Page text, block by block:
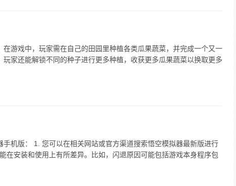
在游戏中，玩家需在自己的田园里种植各类瓜果蔬菜，并完成一个又一
家还能解锁不同的种子进行更多种植，收获更多瓜果蔬菜以换取更多
机版： 1. 您可以在相关网站或官方渠道搜索悟空模拟器最新版进行
在安装和使用上有所差异。比如，闪退原因可能包括游戏本身程序包